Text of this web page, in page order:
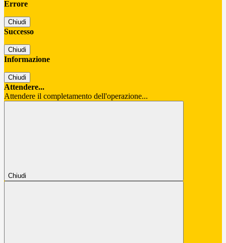
Errore
Chiudi
Successo
Chiudi
Informazione
Chiudi
Attendere...
Attendere il completamento dell'operazione...
Chiudi